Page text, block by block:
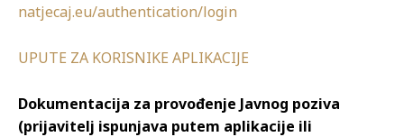
natjecaj.eu/authentication/login
UPUTE ZA KORISNIKE APLIKACIJE
Dokumentacija za provođenje Javnog poziva
(prijavitelj ispunjava putem aplikacije ili